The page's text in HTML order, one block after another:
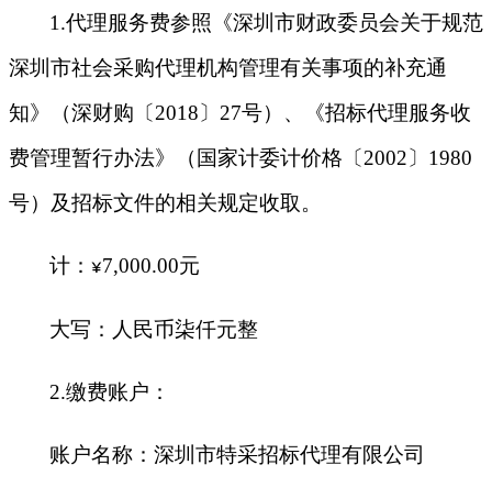
1.代理服务费参照《深圳市财政委员会关于规范
深圳市社会采购代理机构管理有关事项的补充通
知》（深财购〔2018〕27号）、《招标代理服务收
费管理暂行办法》（国家计委计价格〔2002〕1980
号）及招标文件的相关规定收取。
计： ¥7,000.00元
大写：人民币柒仟元整
2.缴费账户：
账户名称：深圳市特采招标代理有限公司